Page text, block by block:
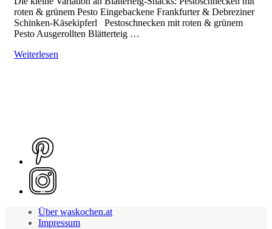
roten & grünem Pesto Eingebackene Frankfurter & Debreziner
Schinken-Käsekipferl Pestoschnecken mit roten & grünem
Pesto Ausgerollten Blätterteig …
Weiterlesen
Über waskochen.at
Impressum